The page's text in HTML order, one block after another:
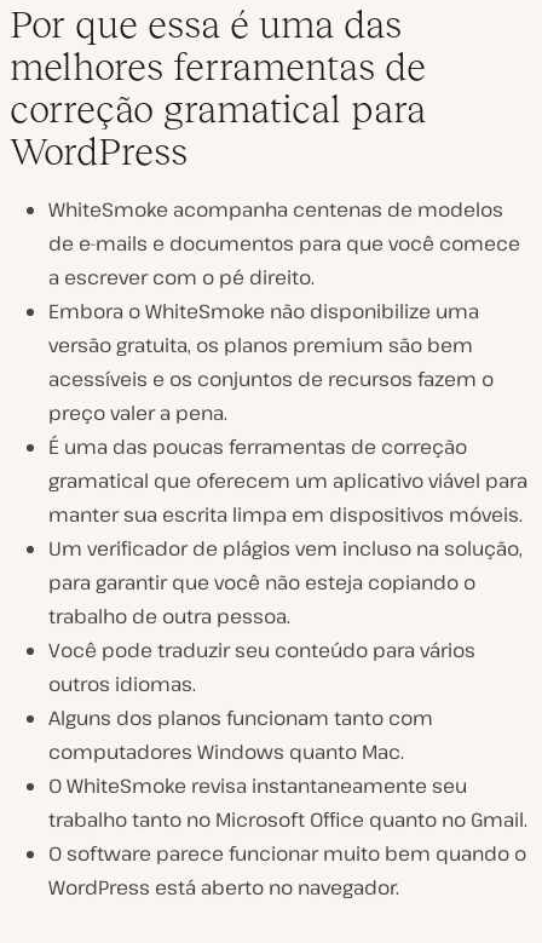
Por que essa é uma das
melhores ferramentas de
correção gramatical para
WordPress
WhiteSmoke acompanha centenas de modelos
de e-mails e documentos para que você comece
a escrever com o pé direito.
Embora o WhiteSmoke não disponibilize uma
versão gratuita, os planos premium são bem
acessíveis e os conjuntos de recursos fazem o
preço valer a pena.
É uma das poucas ferramentas de correção
gramatical que oferecem um aplicativo viável para
manter sua escrita limpa em dispositivos móveis.
Um verificador de plágios vem incluso na solução,
para garantir que você não esteja copiando o
trabalho de outra pessoa.
Você pode traduzir seu conteúdo para vários
outros idiomas.
Alguns dos planos funcionam tanto com
computadores Windows quanto Mac.
O WhiteSmoke revisa instantaneamente seu
trabalho tanto no Microsoft Office quanto no Gmail.
O software parece funcionar muito bem quando o
WordPress está aberto no navegador.